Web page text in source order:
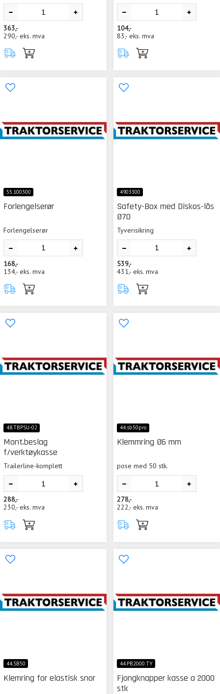
363,-
290,- eks. mva
104,-
83,- eks. mva
55.100300
Forlengelserør
Forlengelserør
168,-
134,- eks. mva
4903300
Safety-Box med Diskos-lås
Ø70
Tyverisikring
539,-
431,- eks. mva
48.TBPSU-02
Mont.beslag
f/verktøykasse
Trailerline-komplett
288,-
230,- eks. mva
44.sb50pro
Klemmring Ø6 mm
pose med 50 stk.
278,-
222,- eks. mva
44.SB50
Klemring for elastisk snor
44.PB2000.TY
Fjongknapper kasse a 2000
stk